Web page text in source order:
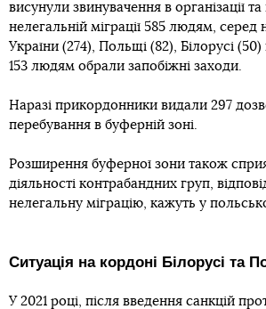
висунули звинувачення в організації
нелегальній міграції 585 людям,
України (274), Польщі (82), Білорусі (50)
153 людям обрали запобіжні заходи.
Наразі прикордонники видали 297
перебування в буферній зоні.
Розширення буферної зони також
діяльності контрабандних груп,
нелегальну міграцію, кажуть у
Ситуація на кордоні Білорусі та
У 2021 році, після введення санкцій